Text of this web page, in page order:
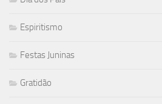
Espiritismo
Festas Juninas
Gratidão